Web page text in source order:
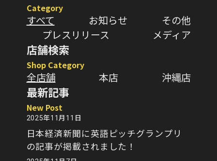
Category
すべて
お知らせ
その他
プレスリリース
メディア
店舗検索
Shop Category
全店舗
本店 沖縄店
最新記事
New Post
2025年11月11日
日本経済新聞に英語ピッチグランプリ
の記事が掲載されました！